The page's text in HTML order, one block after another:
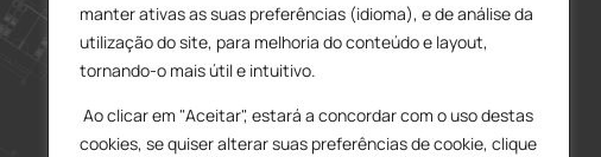
manter ativas as suas preferências (idioma), e de análise da
utilização do site, para melhoria do conteúdo e layout,
tornando-o mais útil e intuitivo.
Ao clicar em "Aceitar", estará a concordar com o uso destas
cookies, se quiser alterar suas preferências de cookie, clique
919 865 192
919 865 292
Av. Amália Rodrigues, 190